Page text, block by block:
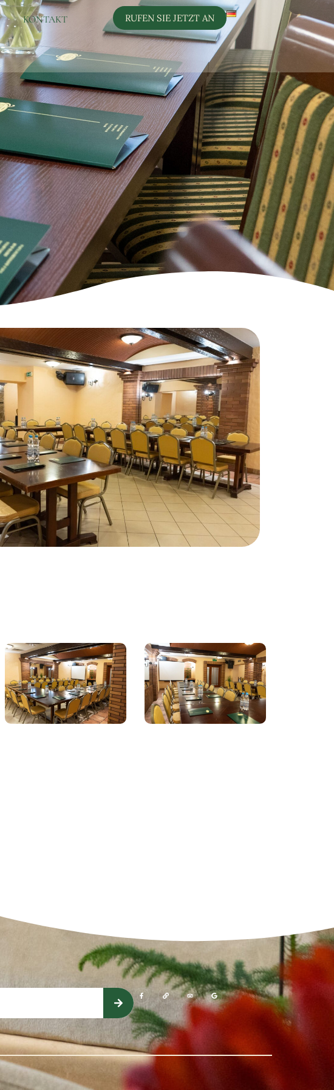
KONTAKT RUFEN SIE JETZT AN
(öffnet sich in einem neuen Fenster)
(öffnet sich in einem neuen Fenster)
(öffnet sich in einem neuen Fenster)
(öffnet sich in einem neuen